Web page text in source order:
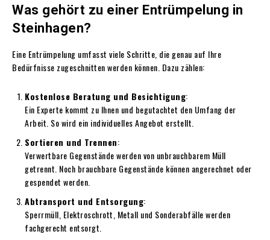
Was gehört zu einer Entrümpelung in
Steinhagen?
Eine Entrümpelung umfasst viele Schritte, die genau auf Ihre
Bedürfnisse zugeschnitten werden können. Dazu zählen:
Kostenlose Beratung und Besichtigung:
Ein Experte kommt zu Ihnen und begutachtet den Umfang der
Arbeit. So wird ein individuelles Angebot erstellt.
Sortieren und Trennen:
Verwertbare Gegenstände werden von unbrauchbarem Müll
getrennt. Noch brauchbare Gegenstände können angerechnet oder
gespendet werden.
Abtransport und Entsorgung:
Sperrmüll, Elektroschrott, Metall und Sonderabfälle werden
fachgerecht entsorgt.